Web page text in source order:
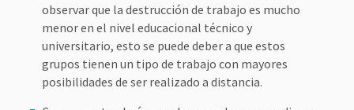
observar que la destrucción de trabajo es mucho
menor en el nivel educacional técnico y
universitario, esto se puede deber a que estos
grupos tienen un tipo de trabajo con mayores
posibilidades de ser realizado a distancia.